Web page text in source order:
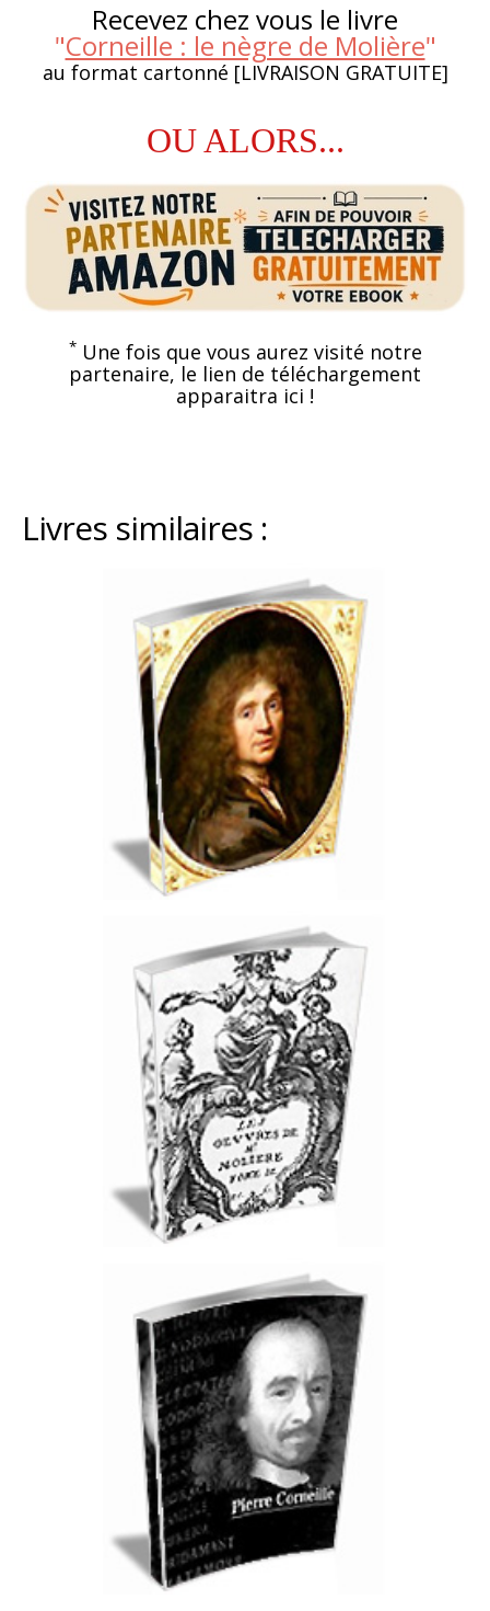
Recevez chez vous le livre
"Corneille : le nègre de Molière"
au format cartonné [LIVRAISON GRATUITE]
OU ALORS...
*Une fois que vous aurez visité notre
partenaire, le lien de téléchargement
apparaitra ici !
Livres similaires :